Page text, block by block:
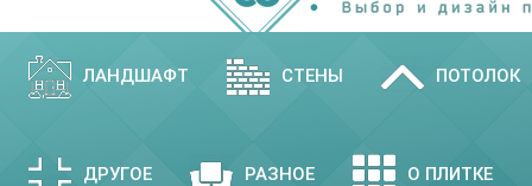
ЛАНДШАФТ СТЕНЫ ПОТОЛОК
ДРУГОЕ РАЗНОЕ О ПЛИТКЕ